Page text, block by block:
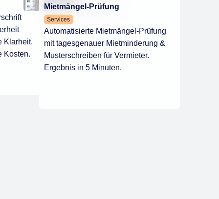
Klarheit,
Kosten.
Mietmängel-Prüfung
Services
Automatisierte Mietmängel-Prüfung
mit tagesgenauer Mietminderung &
Musterschreiben für Vermieter.
Ergebnis in 5 Minuten.